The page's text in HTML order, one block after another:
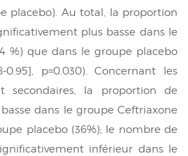
placebo). Au total, la proportion
plus basse dans le
%) que dans le groupe placebo
0.95], p=0.030). Concernant les
secondaires, la proportion de
dans le groupe Ceftriaxone
placebo (36%); le nombre de
inférieur dans le